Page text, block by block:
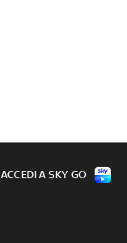
ACCEDI A SKY GO